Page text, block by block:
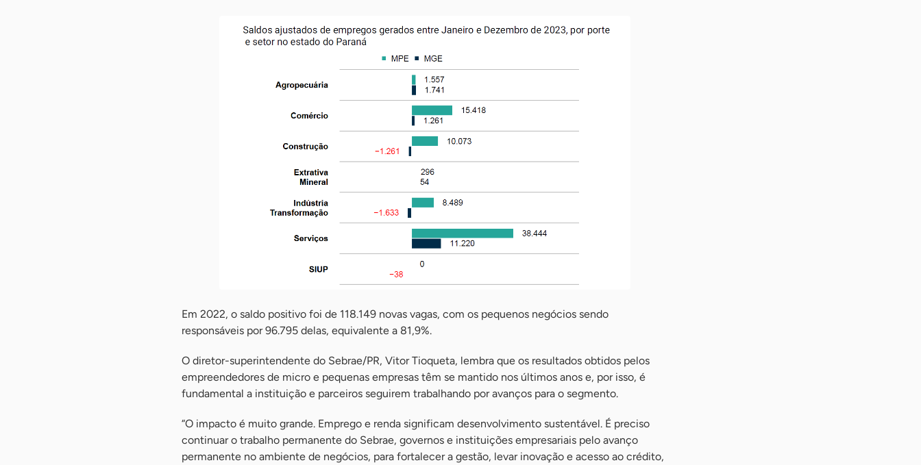
Em 2022, o saldo positivo foi de 118.149 novas vagas, com os pequenos negócios sendo
responsáveis por 96.795 delas, equivalente a 81,9%.
O diretor-superintendente do Sebrae/PR, Vitor Tioqueta, lembra que os resultados obtidos pelos
empreendedores de micro e pequenas empresas têm se mantido nos últimos anos e, por isso, é
fundamental a instituição e parceiros seguirem trabalhando por avanços para o segmento.
“O impacto é muito grande. Emprego e renda significam desenvolvimento sustentável. É preciso
continuar o trabalho permanente do Sebrae, governos e instituições empresariais pelo avanço
permanente no ambiente de negócios, para fortalecer a gestão, levar inovação e acesso ao crédito,